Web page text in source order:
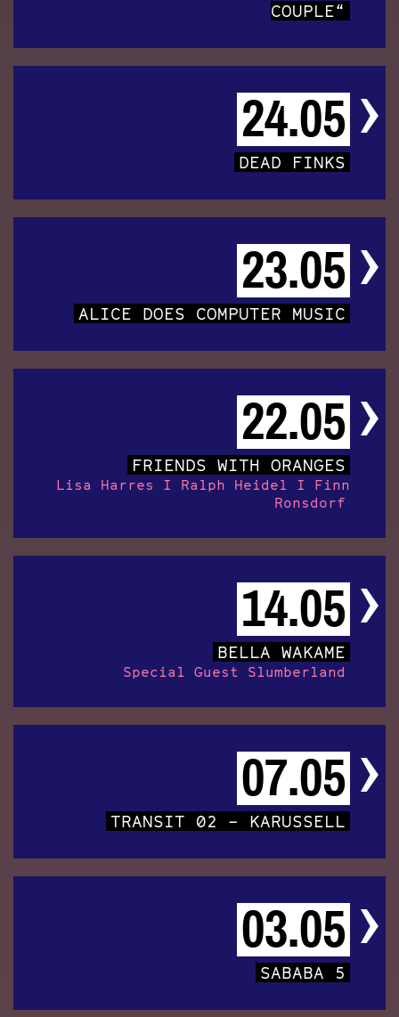
COUPLE“
24.05
DEAD FINKS
23.05
ALICE DOES COMPUTER MUSIC
22.05
FRIENDS WITH ORANGES
Lisa Harres I Ralph Heidel I Finn
Ronsdorf
14.05
BELLA WAKAME
Special Guest Slumberland
07.05
TRANSIT 02 – KARUSSELL
03.05
SABABA 5